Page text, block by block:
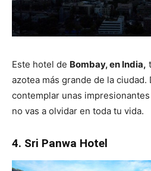
Este hotel de Bombay, en India,
azotea más grande de la ciudad.
contemplar unas
no vas a olvidar en toda tu vida.
4. Sri Panwa Hotel